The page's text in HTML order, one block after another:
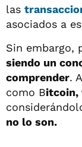
las
asociados a
Sin embargo,
siendo un
comprender.
como Bitcoin,
no lo son.